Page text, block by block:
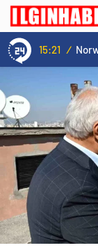
15:21 /
Antalya